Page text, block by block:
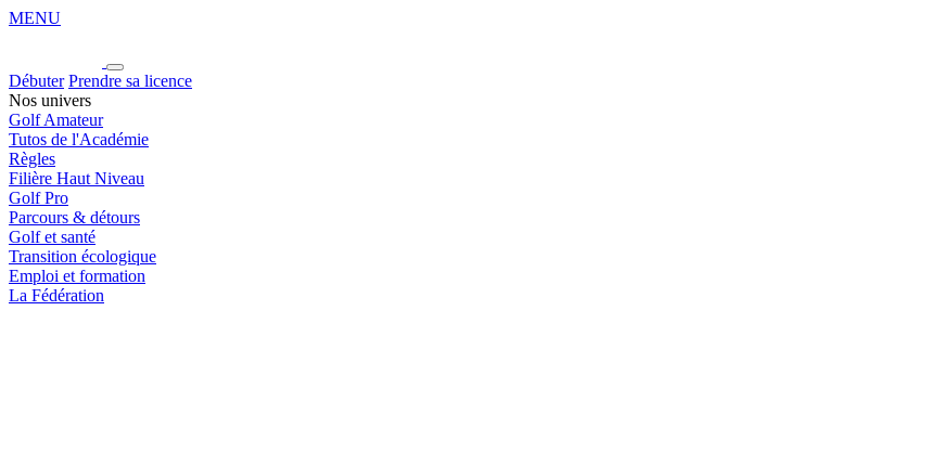
MENU
Débuter Prendre sa licence
Nos univers
Golf Amateur
Tutos de l'Académie
Règles
Filière Haut Niveau
Golf Pro
Parcours & détours
Golf et santé
Transition écologique
Emploi et formation
La Fédération